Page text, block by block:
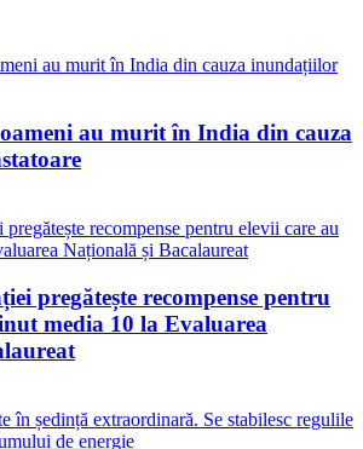
au murit în India din cauza
pregătește recompense pentru
media 10 la Evaluarea